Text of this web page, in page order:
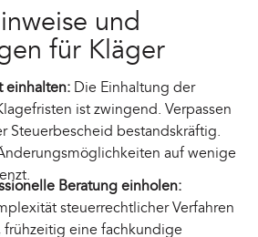
und
für Kläger
einhalten:Die Einhaltung der
ist zwingend. Verpassen
Steuerbescheid bestandskräftig.
auf wenige
Beratung einholen:
steuerrechtlicher Verfahren
eine fachkundige